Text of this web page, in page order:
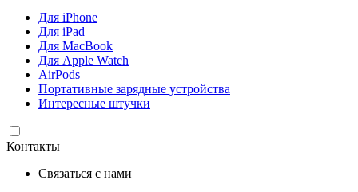
Для iPhone
Для iPad
Для MacBook
Для Apple Watch
AirPods
Портативные зарядные устройства
Интересные штучки
Контакты
Связаться с нами